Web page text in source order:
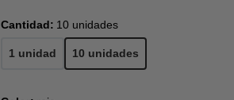
Cantidad: 10 unidades
1 unidad 10 unidades